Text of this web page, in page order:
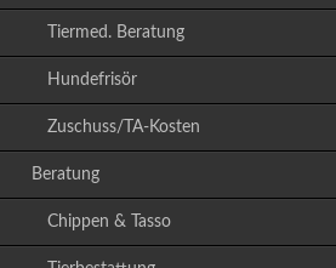
Tiermed. Beratung
Hundefrisör
Zuschuss/TA-Kosten
Beratung
Chippen & Tasso